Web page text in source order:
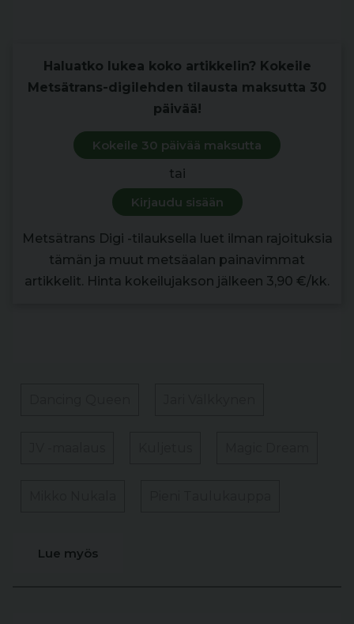
Haluatko lukea koko artikkelin? Kokeile
Metsätrans-digilehden tilausta maksutta 30
päivää!
Kokeile 30 päivää maksutta
tai
Kirjaudu sisään
Metsätrans Digi -tilauksella luet ilman rajoituksia
tämän ja muut metsäalan painavimmat
artikkelit. Hinta kokeilujakson jälkeen 3,90 €/kk.
Lue myös